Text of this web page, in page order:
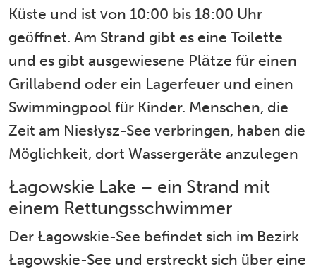
Küste und ist von 10:00 bis 18:00 Uhr
geöffnet. Am Strand gibt es eine Toilette
und es gibt ausgewiesene Plätze für einen
Grillabend oder ein Lagerfeuer und einen
Swimmingpool für Kinder. Menschen, die
Zeit am Niesłysz-See verbringen, haben die
Möglichkeit, dort Wassergeräte anzulegen
Łagowskie Lake – ein Strand mit
einem Rettungsschwimmer
Der Łagowskie-See befindet sich im Bezirk
Łagowskie-See und erstreckt sich über eine